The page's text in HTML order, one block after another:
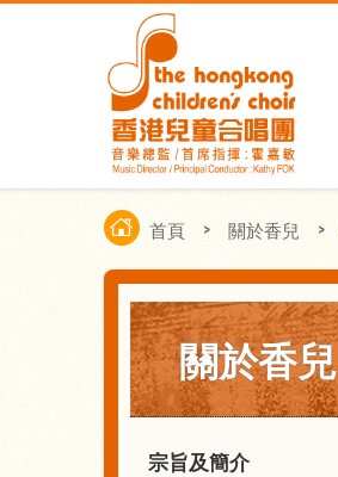
首頁 > 關於香兒 >
關於香兒
宗旨及簡介